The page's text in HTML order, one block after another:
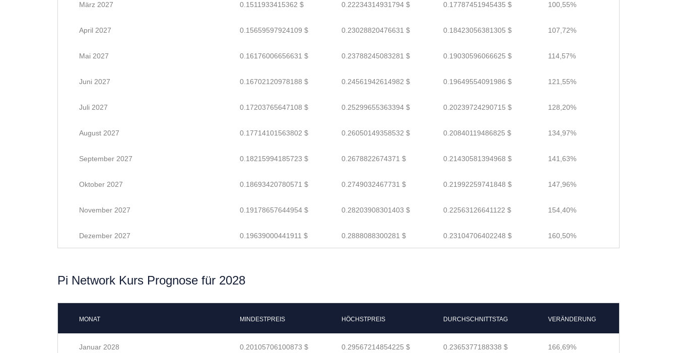
März 2027 0.1511933415362 $ 0.22234314931794 $ 0.17787451945435 $ 100,55%
April 2027 0.15659597924109 $ 0.23028820476631 $ 0.18423056381305 $ 107,72%
Mai 2027 0.16176006656631 $ 0.23788245083281 $ 0.19030596066625 $ 114,57%
Juni 2027 0.16702120978188 $ 0.24561942614982 $ 0.19649554091986 $ 121,55%
Juli 2027 0.17203765647108 $ 0.25299655363394 $ 0.20239724290715 $ 128,20%
August 2027 0.17714101563802 $ 0.26050149358532 $ 0.20840119486825 $ 134,97%
September 2027 0.18215994185723 $ 0.2678822674371 $ 0.21430581394968 $ 141,63%
Oktober 2027 0.18693420780571 $ 0.2749032467731 $ 0.21992259741848 $ 147,96%
November 2027 0.19178657644954 $ 0.28203908301403 $ 0.22563126641122 $ 154,40%
Dezember 2027 0.19639000441911 $ 0.2888088300281 $ 0.23104706402248 $ 160,50%
Pi Network Kurs Prognose für 2028
MONAT MINDESTPREIS HÖCHSTPREIS DURCHSCHNITTSTAG VERÄNDERUNG
Januar 2028 0.20105706100873 $ 0.29567214854225 $ 0.2365377188338 $ 166,69%